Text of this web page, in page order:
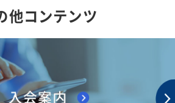
他コンテンツ